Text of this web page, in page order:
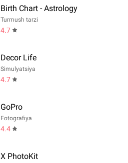
Birth Chart - Astrology
Turmush tarzi
4.7
Decor Life
Simulyatsiya
4.7
GoPro
Fotografiya
4.4
X PhotoKit